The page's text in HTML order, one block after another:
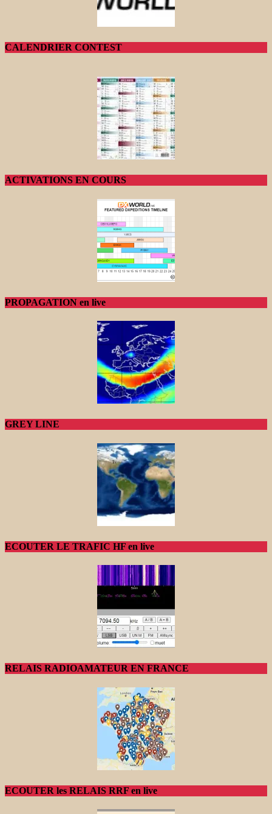
CALENDRIER CONTEST
ACTIVATIONS EN COURS
PROPAGATION en live
GREY LINE
ECOUTER LE TRAFIC HF en live
RELAIS RADIOAMATEUR EN FRANCE
ECOUTER les RELAIS RRF en live